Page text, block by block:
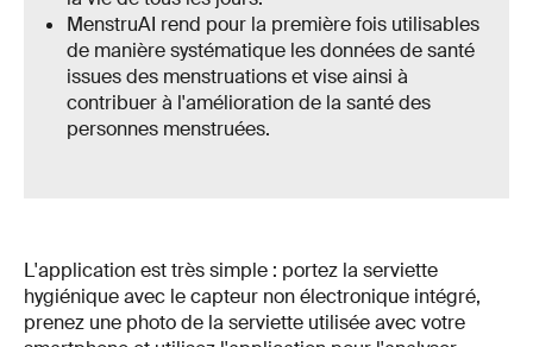
MenstruAI rend pour la première fois utilisables
de manière systématique les données de santé
issues des menstruations et vise ainsi à
contribuer à l'amélioration de la santé des
personnes menstruées.
L'application est très simple : portez la serviette
hygiénique avec le capteur non électronique intégré,
prenez une photo de la serviette utilisée avec votre